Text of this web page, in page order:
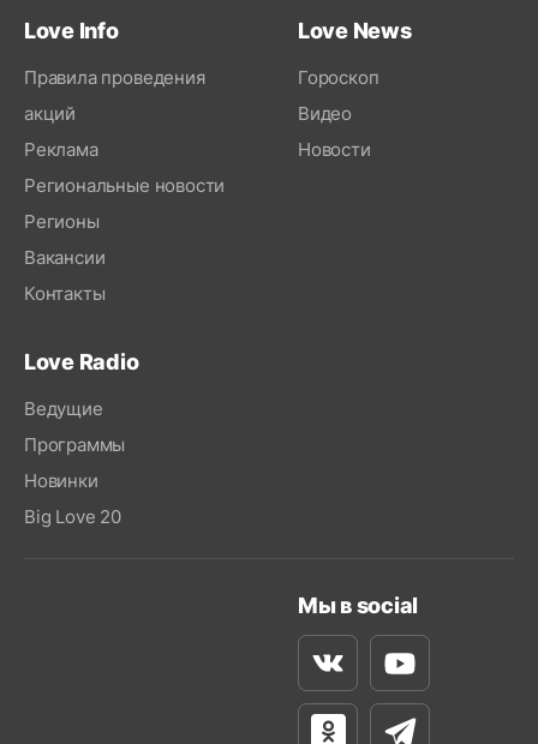
Love Info
Правила проведения
акций
Реклама
Региональные новости
Регионы
Вакансии
Контакты
Love News
Гороскоп
Видео
Новости
Love Radio
Ведущие
Программы
Новинки
Big Love 20
Мы в social
ВконтактеYoutube